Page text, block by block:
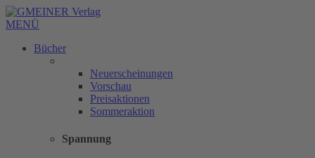
MENÜ
Bücher
Neuerscheinungen
Vorschau
Preisaktionen
Sommeraktion
Spannung